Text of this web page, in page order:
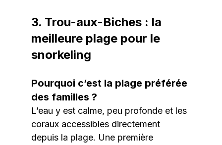
3. Trou-aux-Biches : la
meilleure plage pour le
snorkeling
Pourquoi c’est la plage préférée
des familles ?
L’eau y est calme, peu profonde et les
coraux accessibles directement
depuis la plage. Une première